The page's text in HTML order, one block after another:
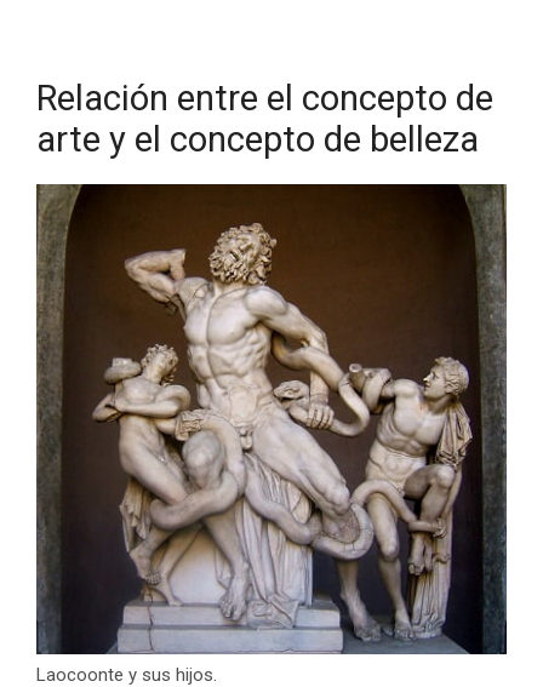
Relación entre el concepto de
arte y el concepto de belleza
Laocoonte y sus hijos.